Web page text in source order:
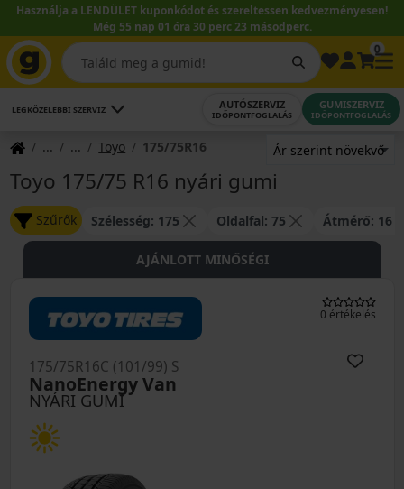
Használja a LENDÜLET kuponkódot és szereltessen kedvezményesen!
Még 55 nap 01 óra 30 perc 22 másodperc.
0
LEGKÖZELEBBI SZERVIZ AUTÓSZERVIZ
IDŐPONTFOGLALÁS
GUMISZERVIZ
IDŐPONTFOGLALÁS
Toyo 175/75R16
Toyo 175/75 R16 nyári gumi
Szűrők Szélesség: 175 Oldalfal: 75 Átmérő: 16
AJÁNLOTT MINŐSÉGI
0 értékelés
NYÁRI GUMI
NanoEnergy Van
175/75R16C (101/99) S